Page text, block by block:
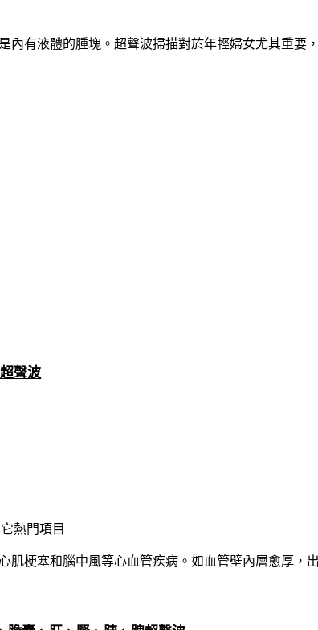
內有液體的腫塊。超聲波掃描對於年輕婦女尤其重要
聲波
熱門項目
肌梗塞和腦中風等心血管疾病。如血管壁內層愈厚，